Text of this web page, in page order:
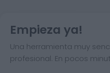
Empieza ya!
Una herramienta muy
profesional. En pocos